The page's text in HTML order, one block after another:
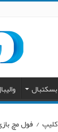
بسکتبال
کلیپ / فول مچ